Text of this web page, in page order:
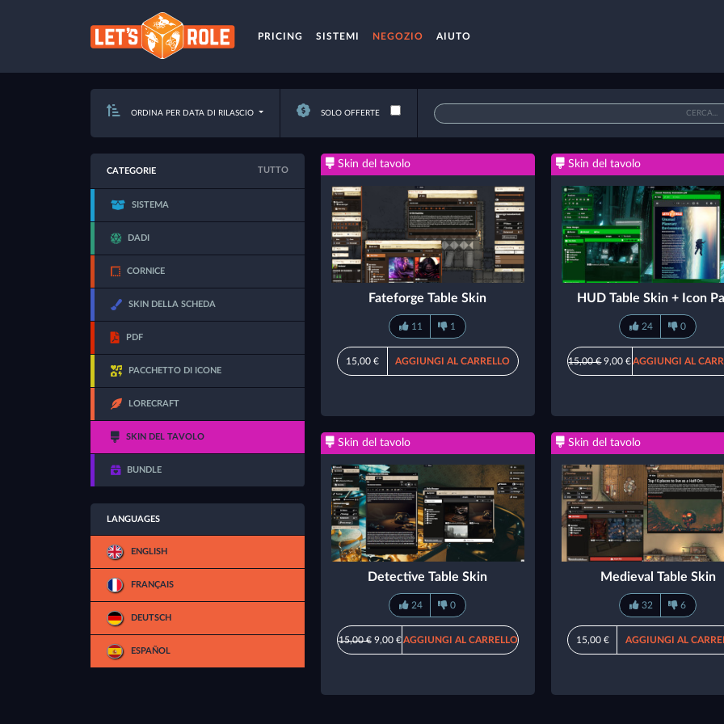
PRICING SISTEMI NEGOZIO AIUTO
ORDINA PER DATA DI RILASCIO SOLO OFFERTE
CATEGORIE TUTTO
SISTEMA
DADI
CORNICE
SKIN DELLA SCHEDA
PDF
PACCHETTO DI ICONE
LORECRAFT
SKIN DEL TAVOLO
BUNDLE
LANGUAGES
ENGLISH
FRANÇAIS
DEUTSCH
ESPAÑOL
Skin del tavolo
Fateforge Table Skin
11 1
15,00 € AGGIUNGI AL CARRELLO
Skin del tavolo
HUD Table Skin + Icon
24 0
15,00 €9,00 € AGGIUNGI AL
Skin del tavolo
Detective Table Skin
24 0
15,00 €9,00 € AGGIUNGI AL CARRELLO
Skin del tavolo
Medieval Table Skin
32 6
15,00 € AGGIUNGI AL